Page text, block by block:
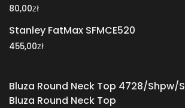
80,00zł
Stanley FatMax SFMCE520
455,00zł
Bluza Round Neck Top 4728/Shpw/S
Bluza Round Neck Top